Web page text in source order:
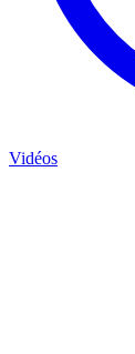
Vidéos